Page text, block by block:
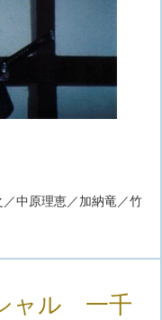
中原理恵／加納竜／竹
ャル 一千